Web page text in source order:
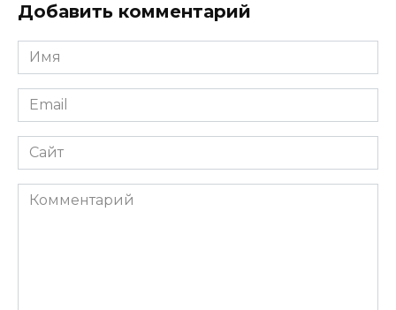
Добавить комментарий
Имя
Email
Сайт
Комментарий